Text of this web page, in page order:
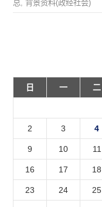
总
背景资料(政经社会)
日
一 二
2 3 4
9 10 11
16 17 18
23 24 25